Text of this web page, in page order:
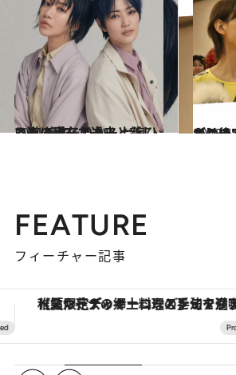
2021.6.17
ともに歩んだ過去と新しい道 美弥るりか＆七海ひろきの現在・未来
カルチャー ここは宝塚!? ときめきだらけの なりきりタカラヅカレッスン【前篇】レッスン後、
ビュー
FEATURE
フィーチャー記事
ヴァシュロン・コンスタンタン「オーヴァーシーズ・オートマティック」。旅愛好家のお気に入りコレクションから、ジェンダーレ